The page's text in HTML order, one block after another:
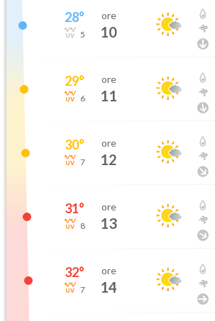
28°
5
ore
10
29°
6
ore
11
30°
7
ore
12
31°
8
ore
13
32°
7
ore
14